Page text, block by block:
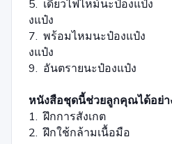
5. เดี๋ยวไฟไหม้นะป๋องแป๋
งแป๋ง
7. พร้อมไหมนะป๋องแป๋ง
งแป๋ง
9. อันตรายนะป๋องแป๋ง
หนังสือชุดนี้ช่วยลูกคุณได้อย่า
1. ฝึกการสังเกต
2. ฝึกใช้กล้ามเนื้อมือ